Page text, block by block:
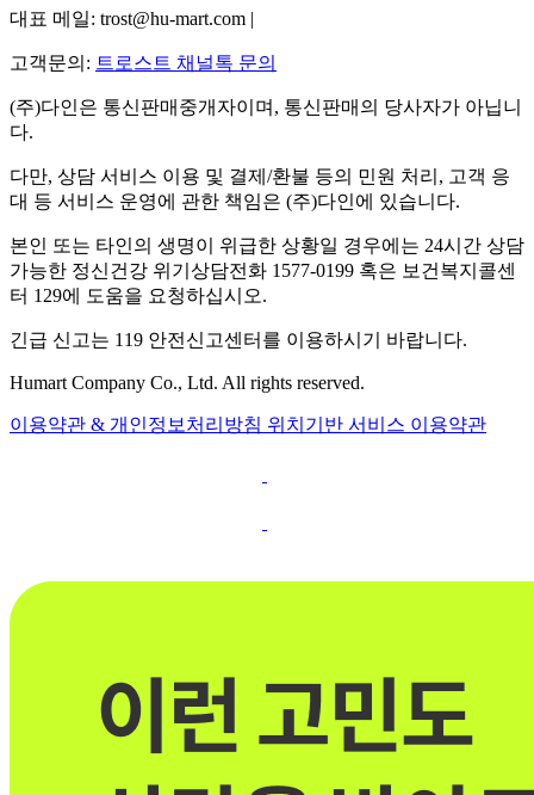
대표 메일: trost@hu-mart.com |
고객문의: 트로스트 채널톡 문의
(주)다인은 통신판매중개자이며, 통신판매의 당사자가 아닙니
다.
다만, 상담 서비스 이용 및 결제/환불 등의 민원 처리, 고객 응
대 등 서비스 운영에 관한 책임은 (주)다인에 있습니다.
본인 또는 타인의 생명이 위급한 상황일 경우에는 24시간 상담
가능한 정신건강 위기상담전화 1577-0199 혹은 보건복지콜센
터 129에 도움을 요청하십시오.
긴급 신고는 119 안전신고센터를 이용하시기 바랍니다.
Humart Company Co., Ltd. All rights reserved.
이용약관 & 개인정보처리방침 위치기반 서비스 이용약관